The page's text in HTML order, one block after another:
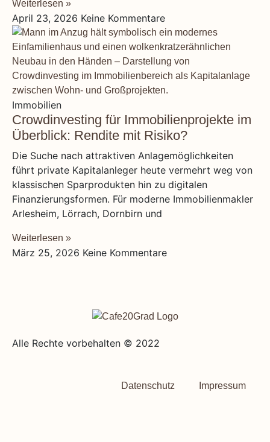
Weiterlesen »
April 23, 2026 Keine Kommentare
Immobilien
Crowdinvesting für Immobilienprojekte im
Überblick: Rendite mit Risiko?
Die Suche nach attraktiven Anlagemöglichkeiten
führt private Kapitalanleger heute vermehrt weg von
klassischen Sparprodukten hin zu digitalen
Finanzierungsformen. Für moderne Immobilienmakler
Arlesheim, Lörrach, Dornbirn und
Weiterlesen »
März 25, 2026 Keine Kommentare
Alle Rechte vorbehalten © 2022
Datenschutz Impressum